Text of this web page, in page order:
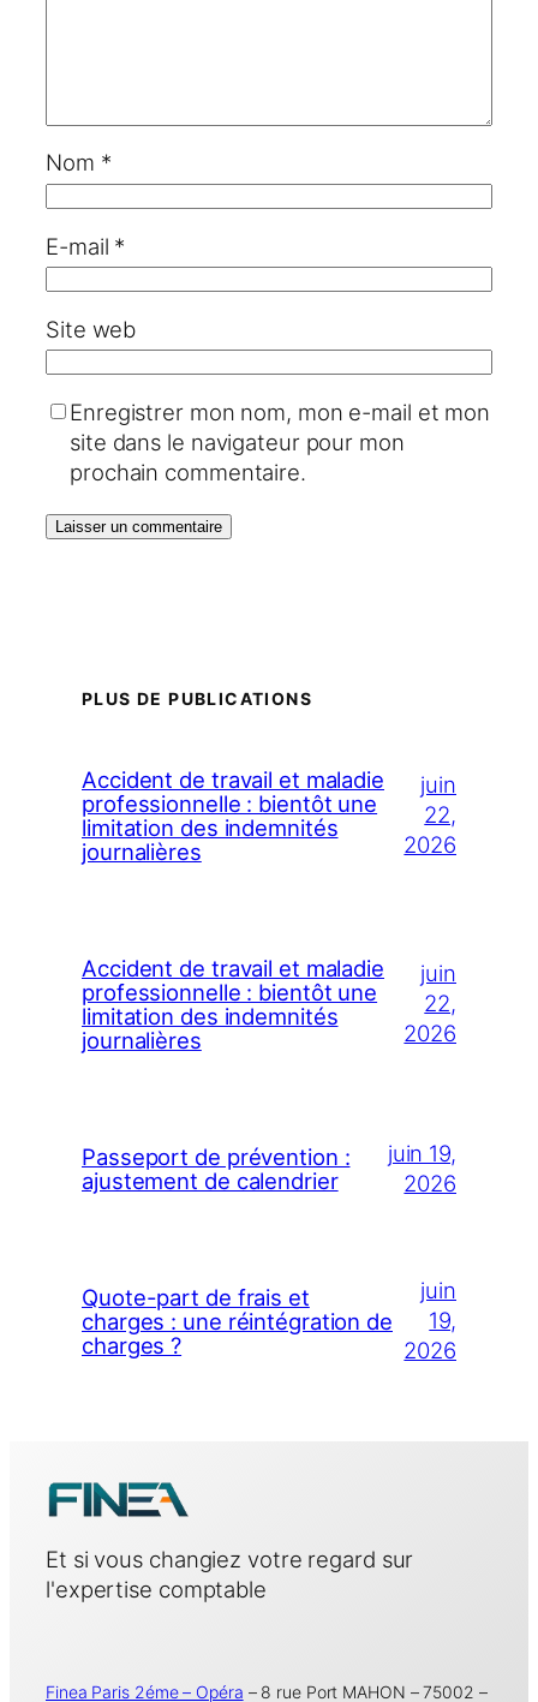
Nom *
E-mail *
Site web
Enregistrer mon nom, mon e-mail et mon
site dans le navigateur pour mon
prochain commentaire.
PLUS DE PUBLICATIONS
Accident de travail et maladie
professionnelle : bientôt une
limitation des indemnités
journalières
juin
22,
2026
Accident de travail et maladie
professionnelle : bientôt une
limitation des indemnités
journalières
juin
22,
2026
Passeport de prévention :
ajustement de calendrier
juin 19,
2026
Quote-part de frais et
charges : une réintégration de
charges ?
juin
19,
2026
Et si vous changiez votre regard sur
l'expertise comptable
Finea Paris 2éme – Opéra – 8 rue Port MAHON – 75002 –